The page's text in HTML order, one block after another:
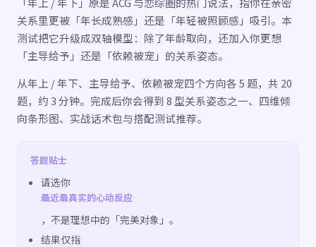
关系里更被「年长成熟感」还是「年轻被照顾感」吸引。本
测试把它升级成双轴模型：除了年龄取向，还加入你更想
「主导给予」还是「依赖被宠」的关系姿态。
从年上 / 年下、主导给予、依赖被宠四个方向各 5 题，共 20
题，约 3 分钟。完成后你会得到 8 型关系姿态之一、四维倾
向条形图、实战话术包与搭配测试推荐。
答题贴士
请选你
最近最真实的心动反应
，不是理想中的「完美对象」。
结果仅指